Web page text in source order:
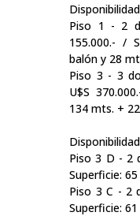
Piso 1 - 2
155.000.- /
balón y 28
Piso 3 - 3
U$S
134 mts. +
Piso 3 D - 2
Superficie:
Piso 3 C - 2
Superficie: